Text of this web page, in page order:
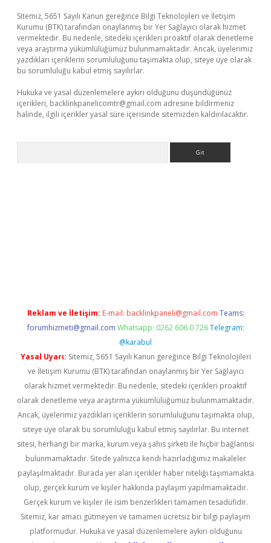
Sitemiz, 5651 Sayılı Kanun gereğince Bilgi Teknolojileri ve İletişim
Kurumu (BTK) tarafından onaylanmış bir Yer Sağlayıcı olarak hizmet
vermektedir. Bu nedenle, sitedeki içerikleri proaktif olarak denetleme
veya araştırma yükümlülüğümüz bulunmamaktadır. Ancak, üyelerimiz
yazdıkları içeriklerin sorumluluğunu taşımakta olup, siteye üye olarak
bu sorumluluğu kabul etmiş sayılırlar.
Hukuka ve yasal düzenlemelere aykırı olduğunu düşündüğünüz
içerikleri, backlinkpanelicomtr@gmail.com adresine bildirmeniz
halinde, ilgili içerikler yasal süre içerisinde sitemizden kaldırılacaktır.
Reklam ve İletişim: E-mail: backlinkpaneli@gmail.com Teams:
forumhizmeti@gmail.com Whatsapp: 0262 606 0 726 Telegram:
@karabul
Yasal Uyarı: Sitemiz, 5651 Sayılı Kanun gereğince Bilgi Teknolojileri
ve İletişim Kurumu (BTK) tarafından onaylanmış bir Yer Sağlayıcı
olarak hizmet vermektedir. Bu nedenle, sitedeki içerikleri proaktif
olarak denetleme veya araştırma yükümlülüğümüz bulunmamaktadır.
Ancak, üyelerimiz yazdıkları içeriklerin sorumluluğunu taşımakta olup,
siteye üye olarak bu sorumluluğu kabul etmiş sayılırlar. Bu internet
sitesi, herhangi bir marka, kurum veya şahıs şirketi ile hiçbir bağlantısı
bulunmamaktadır. Sitede yalnızca kendi hazırladığımız makaleler
paylaşılmaktadır. Burada yer alan içerikler haber niteliği taşımamakta
olup, gerçek kurum ve kişiler hakkında paylaşım yapılmamaktadır.
Gerçek kurum ve kişiler ile isim benzerlikleri tamamen tesadüfidir.
Sitemiz, kar amacı gütmeyen ve tamamen ücretsiz bir bilgi paylaşım
platformudur. Hukuka ve yasal düzenlemelere aykırı olduğunu